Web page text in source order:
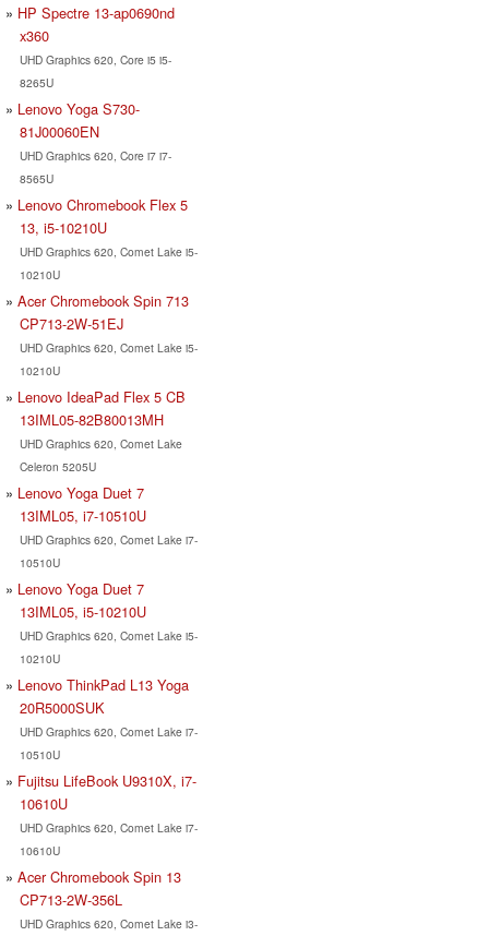
HP Spectre 13-ap0690nd
x360
UHD Graphics 620, Core i5 i5-
8265U
Lenovo Yoga S730-
81J00060EN
UHD Graphics 620, Core i7 i7-
8565U
Lenovo Chromebook Flex 5
13, i5-10210U
UHD Graphics 620, Comet Lake i5-
10210U
Acer Chromebook Spin 713
CP713-2W-51EJ
UHD Graphics 620, Comet Lake i5-
10210U
Lenovo IdeaPad Flex 5 CB
13IML05-82B80013MH
UHD Graphics 620, Comet Lake
Celeron 5205U
Lenovo Yoga Duet 7
13IML05, i7-10510U
UHD Graphics 620, Comet Lake i7-
10510U
Lenovo Yoga Duet 7
13IML05, i5-10210U
UHD Graphics 620, Comet Lake i5-
10210U
Lenovo ThinkPad L13 Yoga
20R5000SUK
UHD Graphics 620, Comet Lake i7-
10510U
Fujitsu LifeBook U9310X, i7-
10610U
UHD Graphics 620, Comet Lake i7-
10610U
Acer Chromebook Spin 13
CP713-2W-356L
UHD Graphics 620, Comet Lake i3-